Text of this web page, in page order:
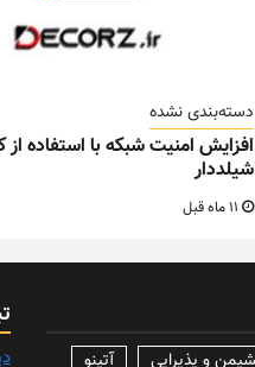
دسته‌بندی نشده
افزایش امنیت شبکه با استفاده
شیلددار
آتینو